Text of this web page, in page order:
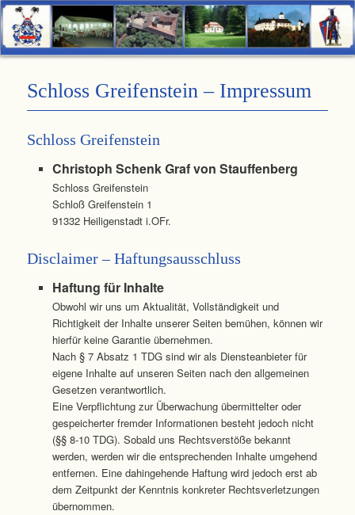
Graf Schenk von Stauffenberg
Schloss Greifenstein – Impressum
Schloss Greifenstein
Christoph Schenk Graf von Stauffenberg
Schloss Greifenstein
Schloß Greifenstein 1
91332 Heiligenstadt i.OFr.
Disclaimer – Haftungsausschluss
Haftung für Inhalte
Obwohl wir uns um Aktualität, Vollständigkeit und
Richtigkeit der Inhalte unserer Seiten bemühen, können wir
hierfür keine Garantie übernehmen.
Nach § 7 Absatz 1 TDG sind wir als Diensteanbieter für
eigene Inhalte auf unseren Seiten nach den allgemeinen
Gesetzen verantwortlich.
Eine Verpflichtung zur Überwachung übermittelter oder
gespeicherter fremder Informationen besteht jedoch nicht
(§§ 8-10 TDG). Sobald uns Rechtsverstöße bekannt
werden, werden wir die entsprechenden Inhalte umgehend
entfernen. Eine dahingehende Haftung wird jedoch erst ab
dem Zeitpunkt der Kenntnis konkreter Rechtsverletzungen
übernommen.